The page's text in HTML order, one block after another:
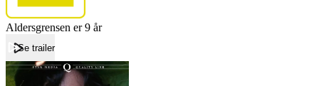
Aldersgrensen er 9 år
Se trailer
Forside Lykkelige Lazzaro